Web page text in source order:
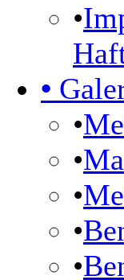
•
•
•
•
•
•
•